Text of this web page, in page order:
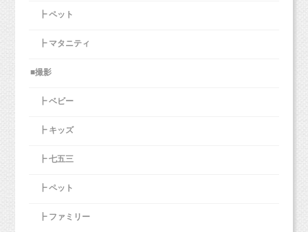
広告主のところにお客さんが来ようが来まいが
す。
嘘は言わないでしょうが、
絶対に効果がないから、やらない方がいい！
とまでは、業種によっては効果が出るかもしれ
言えませんが。
撮られるのって恥ずかしいんですよね。
（カメラマンあるある！）
「効果的なチラシを作って、ポスティングをし
よう！」
その点については、
確かに集客のために必要なことではあると思い
店舗があるのであれば、
とです。
http://www.studiomilk.jp/news_dtl/entry/321
12月１５、16日ジョーカーそごう横浜店 ペッ
┣ ペット
┣ マタニティ
■撮影
┣ ベビー
┣ キッズ
┣ 七五三
┣ ペット
┣ ファミリー